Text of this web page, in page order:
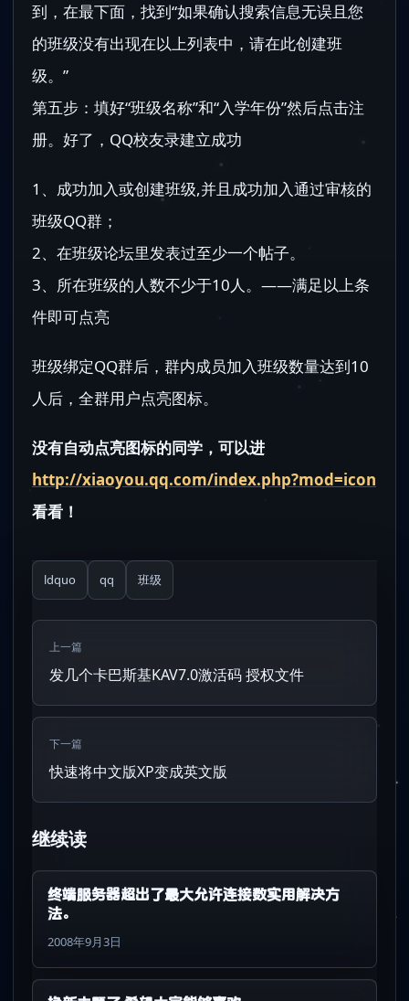
到，在最下面，找到“如果确认搜索信息无误且您
的班级没有出现在以上列表中，请在此创建班
级。”
第五步：填好“班级名称”和“入学年份”然后点击注
册。好了，QQ校友录建立成功
1、成功加入或创建班级,并且成功加入通过审核的
班级QQ群；
2、在班级论坛里发表过至少一个帖子。
3、所在班级的人数不少于10人。——满足以上条
件即可点亮
班级绑定QQ群后，群内成员加入班级数量达到10
人后，全群用户点亮图标。
没有自动点亮图标的同学，可以进
http://xiaoyou.qq.com/index.php?mod=icon
看看！
ldquo qq 班级
上一篇
发几个卡巴斯基KAV7.0激活码 授权文件
下一篇
快速将中文版XP变成英文版
继续读
终端服务器超出了最大允许连接数实用解决方
法。
2008年9月3日